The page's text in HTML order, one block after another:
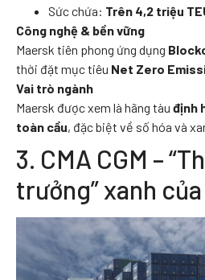
Sức chứa: Trên 4,2 triệu
Công nghệ & bền vững
Maersk tiên phong ứng dụng
thời đặt mục tiêu Net Zero
Vai trò ngành
Maersk được xem là hãng tàu định
toàn cầu, đặc biệt về số hóa và
3. CMA CGM –
trưởng” xanh